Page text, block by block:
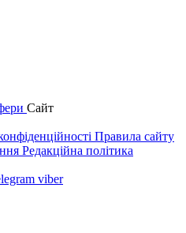
Сайт
Правила сайту
Редакційна політика
viber